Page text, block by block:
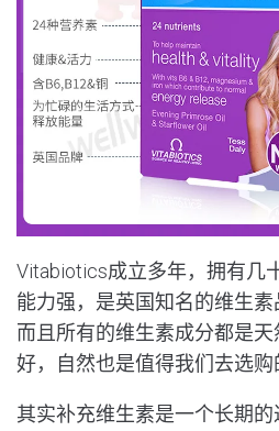
Vitabiotics成立多年，拥有几
能力强，是英国知名的维生素
而且所有的维生素成分都是
好，自然也是值得我们去选购
其实补充维生素是一个长期